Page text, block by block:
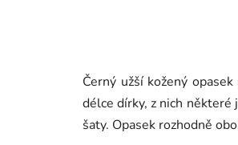
Černý užší kožený
délce dírky, z nich
šaty. Opasek rozhodně